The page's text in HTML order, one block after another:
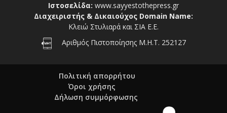
Ιστοσελίδα: www.sayyestothepress.gr
Διαχειριστής & Δικαιούχος Domain Name:
Κλειώ Στυλιαρά και ΣΙΑ Ε.Ε.
Αριθμός Πιστοποίησης Μ.Η.Τ. 252127
Πολιτική απορρήτου
Όροι χρήσης
Δήλωση συμμόρφωσης